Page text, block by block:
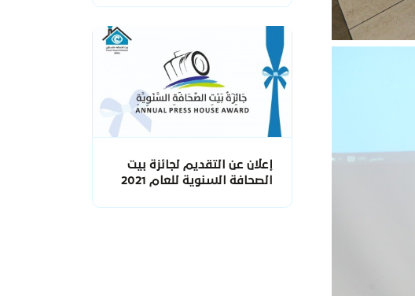
إعلان عن التقديم لجائزة بيت
الصحافة السنوية للعام 2021